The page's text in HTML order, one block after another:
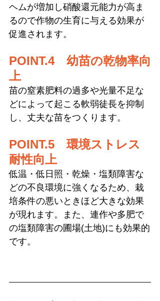
ヘムが増加し硝酸還元能力が高ま
るので作物の生育に与える効果が
促進されます。
POINT.4　幼苗の乾物率向
上
苗の窒素肥料の過多や光量不足な
どによって起こる軟弱徒長を抑制
し、丈夫な苗をつくります。
POINT.5　環境ストレス
耐性向上
低温・低日照・乾燥・塩類障害な
どの不良環境に強くなるため、栽
培条件の悪いときほど大きな効果
が現れます。また、連作や多肥で
の塩類障害の圃場(土地)にも効果的
です。